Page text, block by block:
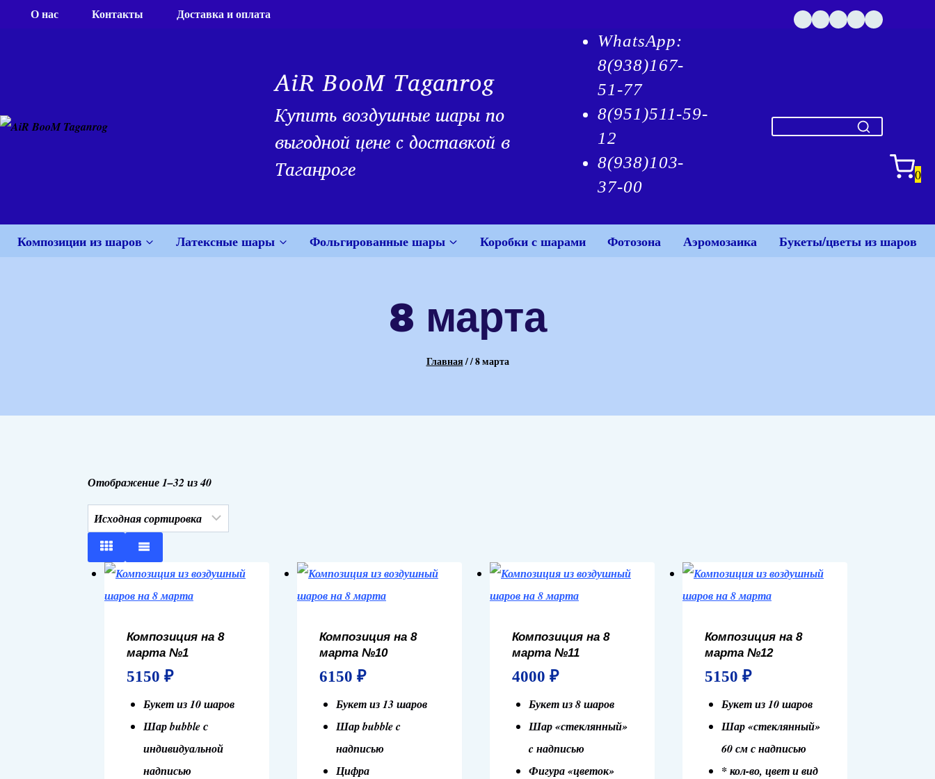
ПерейтиО нас Контакты Доставка и оплата
AiR BooM Taganrog
Купить воздушные шары по
выгодной цене с доставкой в
Таганроге
WhatsApp:
8(938)167-
51-77
8(951)511-59-
12
8(938)103-
37-00
0
Композиции из шаров Латексные шары Фольгированные шары Коробки с шарами Фотозона Аэромозаика Букеты/цветы из шаров
8 марта
Главная//8 марта
Отображение 1–32 из 40
Композиция на 8
марта №1
5150 ₽
Букет из 10 шаров
Шар bubble с
индивидуальной
надписью
Композиция на 8
марта №10
6150 ₽
Букет из 13 шаров
Шар bubble c
надписью
Цифра
Композиция на 8
марта №11
4000 ₽
Букет из 8 шаров
Шар «стеклянный»
c надписью
Фигура «цветок»
Композиция на 8
марта №12
5150 ₽
Букет из 10 шаров
Шар «стеклянный»
60 см с надписью
* кол-во, цвет и вид